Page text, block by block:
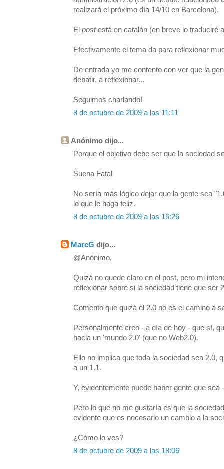
realizará el próximo día 14/10 en Barcelona).
El postestá en catalán (en breve lo traduciré
Efectivamente el tema da para reflexionar
De entrada yo me contento con ver que la
debatir, a reflexionar...
Seguimos charlando!
8 de octubre de 2009 a las 11:11
Anónimo dijo...
Porque el objetivo debe ser que la sociedad
Suena Fatal
No sería más lógico dejar que la gente sea
lo que le haga feliz.
8 de octubre de 2009 a las 16:26
MarcG dijo...
@Anónimo,
Quizá no quede claro en el post, pero mi
reflexionar sobre si la sociedad tiene que ser
Comento que quizá el 2.0 no es el camino a
Personalmente creo - a día de hoy - que sí,
hacia un 'mundo 2.0' (que no Web2.0).
Ello no implica que toda la sociedad sea 2.0,
a un 1.1.
Y, evidentemente puede haber gente que sea
Pero lo que no me gustaría es que la
evidente que es necesario un cambio a la
¿Cómo lo ves?
8 de octubre de 2009 a las 18:06